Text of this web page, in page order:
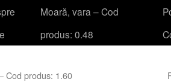
Moară, vara – Cod
produs: 0.48
Cod produs: 1.60